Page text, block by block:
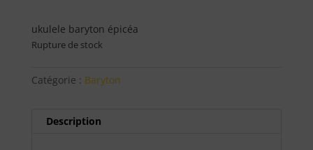
ukulele baryton épicéa
Rupture de stock
Catégorie : Baryton
Description